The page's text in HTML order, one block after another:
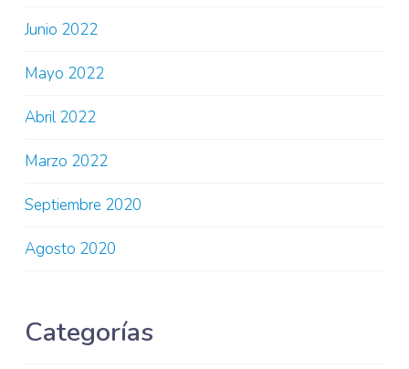
Junio 2022
Mayo 2022
Abril 2022
Marzo 2022
Septiembre 2020
Agosto 2020
Categorías